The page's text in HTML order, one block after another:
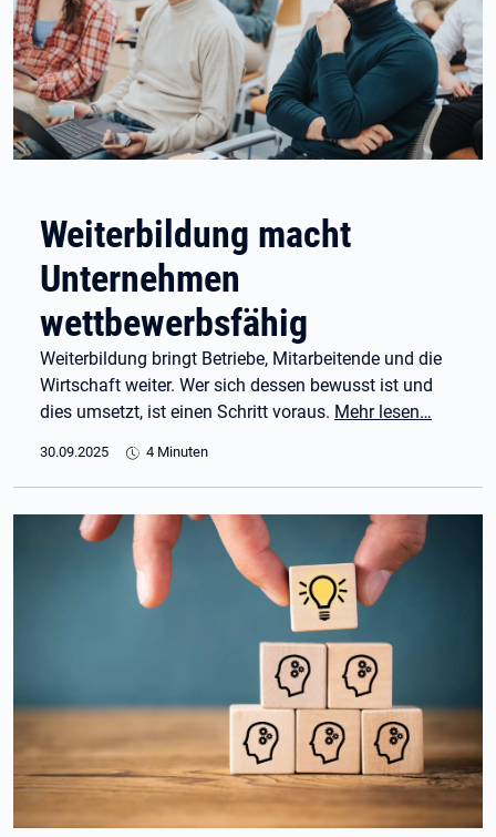
Weiterbildung macht
Unternehmen
wettbewerbsfähig
Weiterbildung bringt Betriebe, Mitarbeitende und die
Wirtschaft weiter. Wer sich dessen bewusst ist und
dies umsetzt, ist einen Schritt voraus. Mehr lesen…
30.09.2025 4 Minuten